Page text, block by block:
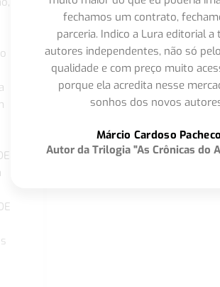
fechamos um contrato,
parceria. Indico a Lura editorial a
autores independentes, não só
qualidade e com preço muito
porque ela acredita nesse
sonhos dos novos
Márcio Cardoso Pacheco
Autor da Trilogia "As Crônicas do